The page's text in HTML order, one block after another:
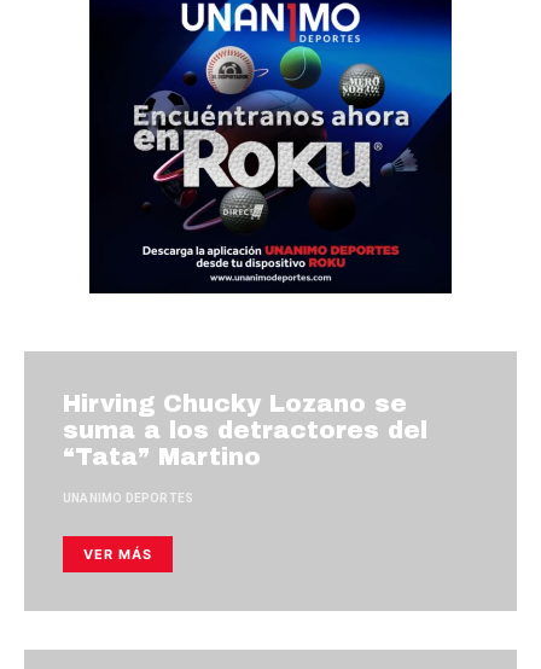
Hirving Chucky Lozano se
suma a los detractores del
“Tata” Martino
UNANIMO DEPORTES
VER MÁS